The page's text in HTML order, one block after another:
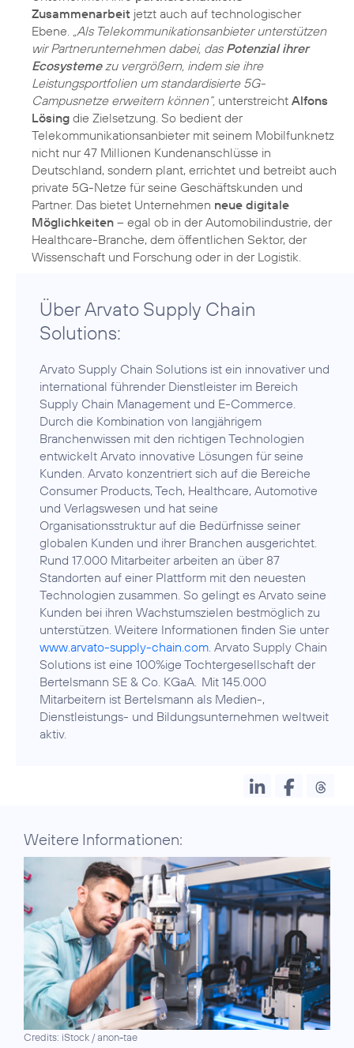
Zusammenarbeit jetzt auch auf technologischer
Ebene. „Als Telekommunikationsanbieter unterstützen
wir Partnerunternehmen dabei, das Potenzial ihrer
Ecosystemezu vergrößern, indem sie ihre
Leistungsportfolien um standardisierte 5G-
Campusnetze erweitern können“, unterstreicht Alfons
Lösing die Zielsetzung. So bedient der
Telekommunikationsanbieter mit seinem Mobilfunknetz
nicht nur 47 Millionen Kundenanschlüsse in
Deutschland, sondern plant, errichtet und betreibt auch
private 5G-Netze für seine Geschäftskunden und
Partner. Das bietet Unternehmen neue digitale
Möglichkeiten – egal ob in der Automobilindustrie, der
Healthcare-Branche, dem öffentlichen Sektor, der
Über Arvato Supply Chain
Solutions:
Arvato Supply Chain Solutions ist ein innovativer und
international führender Dienstleister im Bereich
Supply Chain Management und E-Commerce.
Durch die Kombination von langjährigem
Branchenwissen mit den richtigen Technologien
entwickelt Arvato innovative Lösungen für seine
Kunden. Arvato konzentriert sich auf die Bereiche
Consumer Products, Tech, Healthcare, Automotive
und Verlagswesen und hat seine
Organisationsstruktur auf die Bedürfnisse seiner
globalen Kunden und ihrer Branchen ausgerichtet.
Rund 17.000 Mitarbeiter arbeiten an über 87
Standorten auf einer Plattform mit den neuesten
Technologien zusammen. So gelingt es Arvato seine
Kunden bei ihren Wachstumszielen bestmöglich zu
unterstützen. Weitere Informationen finden Sie unter
www.arvato-supply-chain.com. Arvato Supply Chain
Solutions ist eine 100%ige Tochtergesellschaft der
Bertelsmann SE & Co. KGaA. Mit 145.000
Mitarbeitern ist Bertelsmann als Medien-,
Dienstleistungs- und Bildungsunternehmen weltweit
aktiv.
Weitere Informationen:
Credits: iStock / anon-tae